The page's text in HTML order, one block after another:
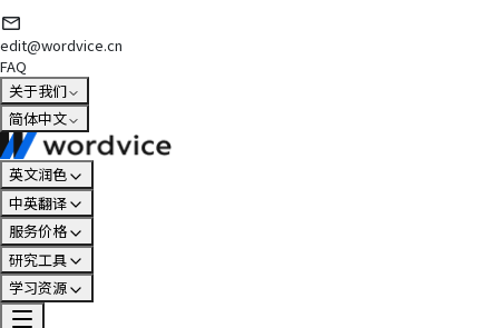
edit@wordvice.cn
FAQ
关于我们
简体中文
英文润色
中英翻译
服务价格
研究工具
学习资源